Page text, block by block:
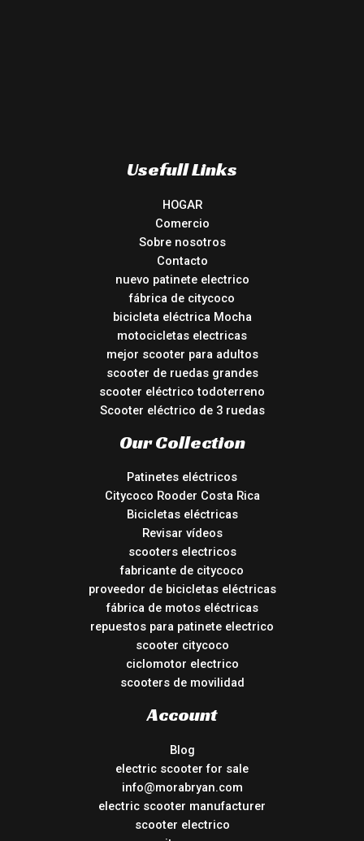
Usefull Links
HOGAR
Comercio
Sobre nosotros
Contacto
nuevo patinete electrico
fábrica de citycoco
bicicleta eléctrica Mocha
motocicletas electricas
mejor scooter para adultos
scooter de ruedas grandes
scooter eléctrico todoterreno
Scooter eléctrico de 3 ruedas
Our Collection
Patinetes eléctricos
Citycoco Rooder Costa Rica
Bicicletas eléctricas
Revisar vídeos
scooters electricos
fabricante de citycoco
proveedor de bicicletas eléctricas
fábrica de motos eléctricas
repuestos para patinete electrico
scooter citycoco
ciclomotor electrico
scooters de movilidad
Account
Blog
electric scooter for sale
info@morabryan.com
electric scooter manufacturer
scooter electrico